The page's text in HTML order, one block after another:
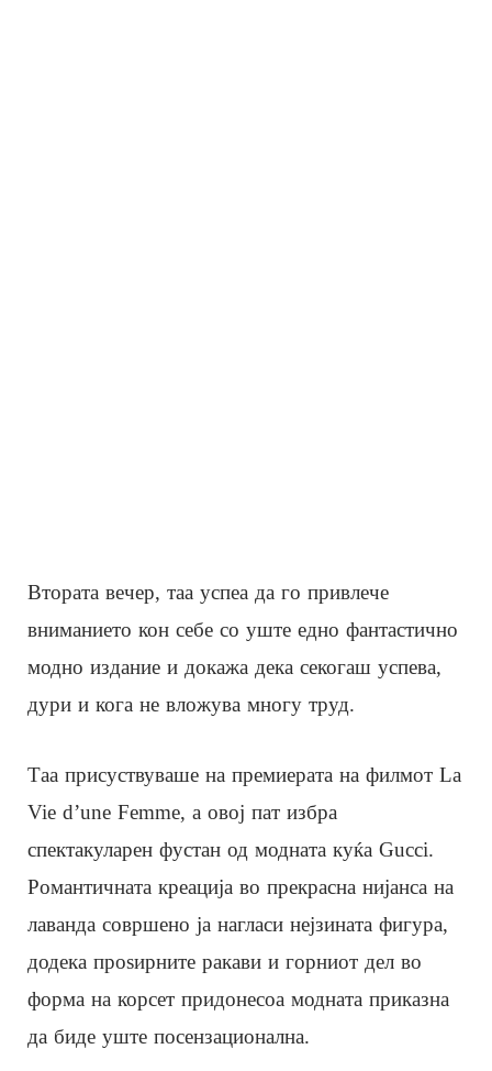
Втората вечер, таа успеа да го привлече
вниманието кон себе со уште едно фантастично
модно издание и докажа дека секогаш успева,
дури и кога не вложува многу труд.
Таа присуствуваше на премиерата на филмот La
Vie d’une Femme, а овој пат избра
спектакуларен фустан од модната куќа Gucci.
Романтичната креација во прекрасна нијанса на
лаванда совршено ја нагласи нејзината фигура,
додека проѕирните ракави и горниот дел во
форма на корсет придонесоа модната приказна
да биде уште посензационална.